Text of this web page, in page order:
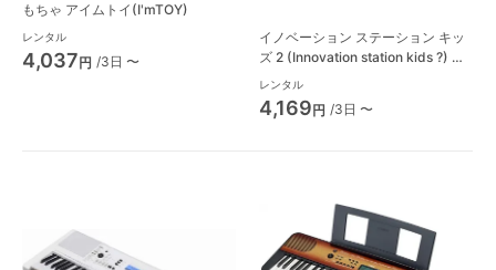
もちゃ アイムトイ(I'mTOY)
レンタル
4,037円 /3日 〜
イノベーション ステーション キッ
ズ 2 (Innovation station kids ?) 知
育玩具 ベビーアインシュタイン
(babyeinstein)
レンタル
4,169円 /3日 〜